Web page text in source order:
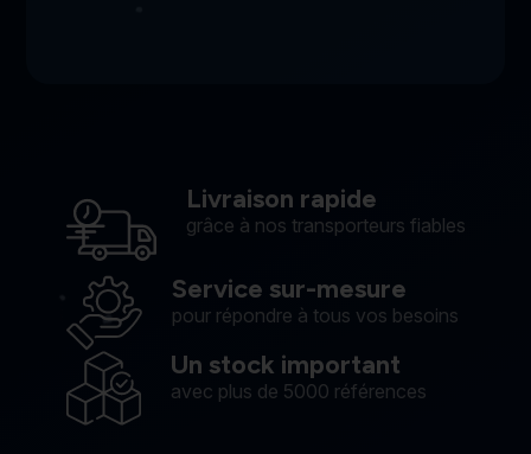
Livraison rapide
grâce à nos transporteurs fiables
Service sur-mesure
pour répondre à tous vos besoins
Un stock important
avec plus de 5000 références